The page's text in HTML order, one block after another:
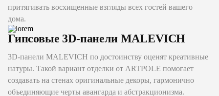
притягивать восхищенные взгляды всех гостей вашего
дома.
Гипсовые 3D-панели MALEVICH
3D-панели MALEVICH по достоинству оценят креативные
натуры. Такой вариант отделки от ARTPOLE помогает
создавать на стенах оригинальные декоры, гармонично
объединяющие черты авангарда и абстракционизма.